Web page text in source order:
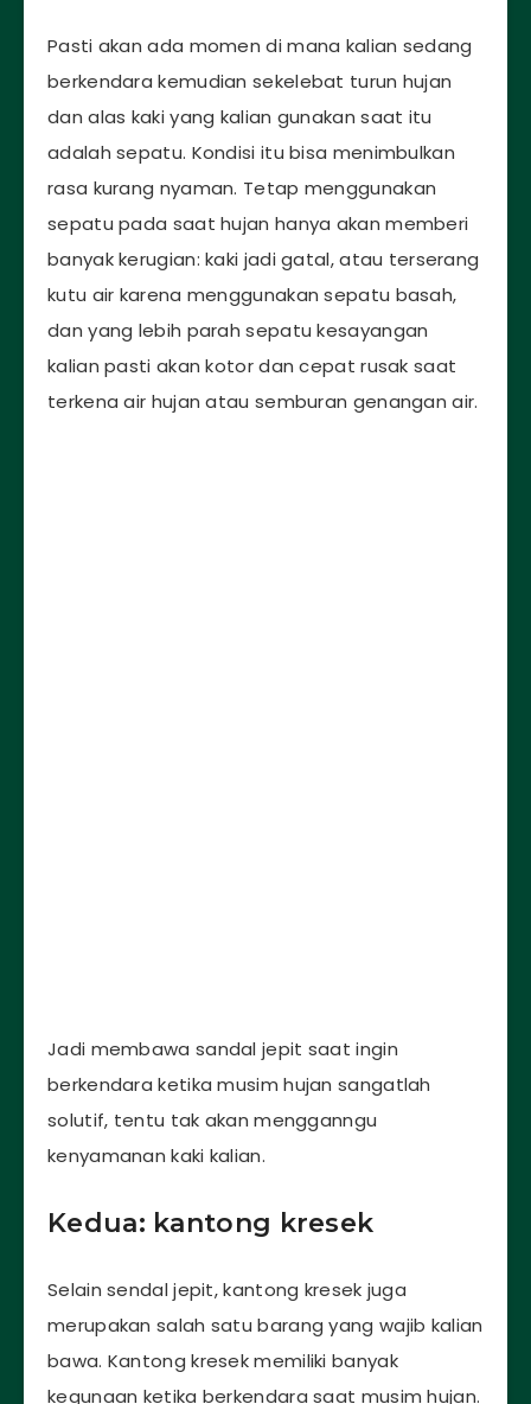
Pasti akan ada momen di mana kalian sedang
berkendara kemudian sekelebat turun hujan
dan alas kaki yang kalian gunakan saat itu
adalah sepatu. Kondisi itu bisa menimbulkan
rasa kurang nyaman. Tetap menggunakan
sepatu pada saat hujan hanya akan memberi
banyak kerugian: kaki jadi gatal, atau terserang
kutu air karena menggunakan sepatu basah,
dan yang lebih parah sepatu kesayangan
kalian pasti akan kotor dan cepat rusak saat
terkena air hujan atau semburan genangan air.
Jadi membawa sandal jepit saat ingin
berkendara ketika musim hujan sangatlah
solutif, tentu tak akan mengganngu
kenyamanan kaki kalian.
Kedua: kantong kresek
Selain sendal jepit, kantong kresek juga
merupakan salah satu barang yang wajib kalian
bawa. Kantong kresek memiliki banyak
kegunaan ketika berkendara saat musim hujan.